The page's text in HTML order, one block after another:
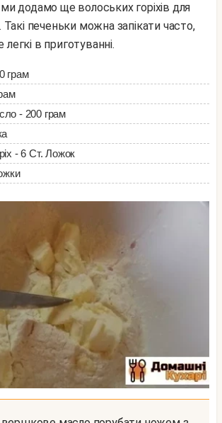
додамо ще волоських горіхів для
Такі печеньки можна запікати часто,
в приготуванні.
грам
- 200 грам
- 6 Ст. Ложок